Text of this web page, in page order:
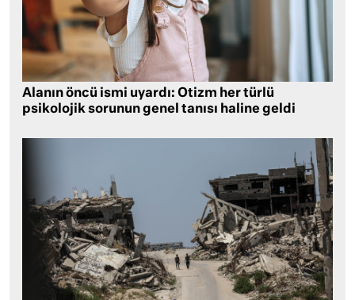
Alanın öncü ismi uyardı: Otizm her türlü
psikolojik sorunun genel tanısı haline geldi